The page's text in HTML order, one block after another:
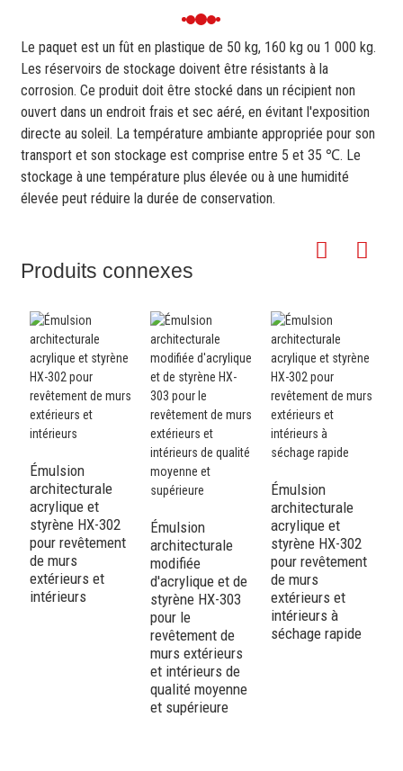
Le paquet est un fût en plastique de 50 kg, 160 kg ou 1 000 kg.
Les réservoirs de stockage doivent être résistants à la
corrosion. Ce produit doit être stocké dans un récipient non
ouvert dans un endroit frais et sec aéré, en évitant l'exposition
directe au soleil. La température ambiante appropriée pour son
transport et son stockage est comprise entre 5 et 35 ℃. Le
stockage à une température plus élevée ou à une humidité
élevée peut réduire la durée de conservation.
Produits connexes
Émulsion
architecturale
acrylique et
styrène HX-302
pour revêtement
de murs
extérieurs et
intérieurs
Émulsion
architecturale
modifiée
d'acrylique et de
styrène HX-303
pour le
revêtement de
murs extérieurs
et intérieurs de
qualité moyenne
et supérieure
Émulsion
architecturale
acrylique et
styrène HX-302
pour revêtement
de murs
extérieurs et
intérieurs à
séchage rapide